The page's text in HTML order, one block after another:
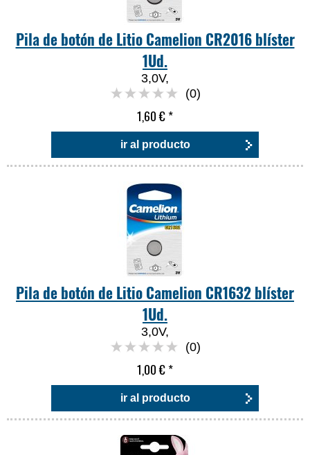
Pila de botón de Litio Camelion CR2016 blíster
1Ud.
3,0V,
(0)
1,60 €*
ir al producto
Pila de botón de Litio Camelion CR1632 blíster
1Ud.
3,0V,
(0)
1,00 €*
ir al producto